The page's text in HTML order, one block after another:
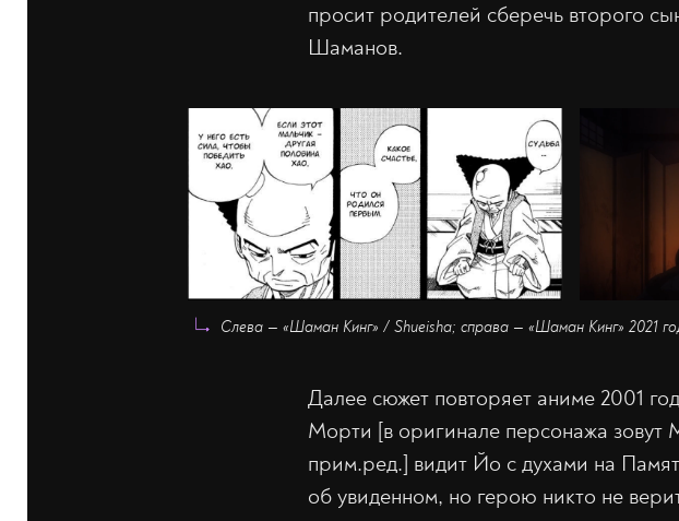
просит родителей сберечь второго
Шаманов.
Слева — «Шаман Кинг» / Shueisha; справа — «Шаман Кинг» 2021
Далее сюжет повторяет аниме 2001
Морти [в оригинале персонажа зовут
прим.ред.] видит Йо с духами на
об увиденном, но герою никто не